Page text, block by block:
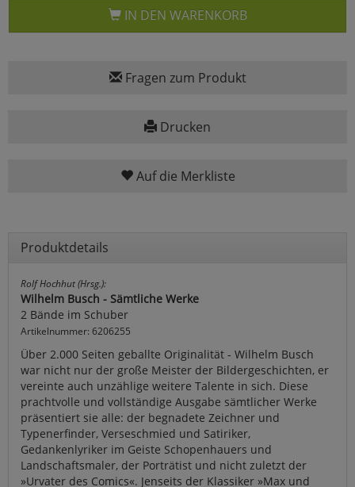
IN DEN WARENKORB
Fragen zum Produkt
Drucken
Auf die Merkliste
Produktdetails
Rolf Hochhut (Hrsg.):
Wilhelm Busch - Sämtliche Werke
2 Bände im Schuber
Artikelnummer: 6206255
Über 2.000 Seiten geballte Originalität - Wilhelm Busch
war nicht nur der große Meister der Bildergeschichten, er
vereinte auch unzählige weitere Talente in sich. Diese
prachtvolle und vollständige Ausgabe sämtlicher Werke
präsentiert sie alle: der begnadete Zeichner und
Typenerfinder, Verseschmied und Satiriker,
Gedankenlyriker im Geiste Schopenhauers und
Landschaftsmaler, der Porträtist und nicht zuletzt der
»Urvater des Comics«. Jenseits der Klassiker »Max und